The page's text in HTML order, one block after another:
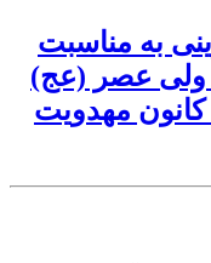
به مناسبت
ولی عصر (عج)
مهدویت